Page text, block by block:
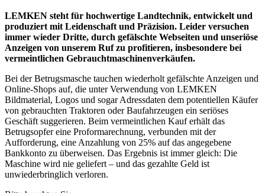
LEMKEN steht für hochwertige Landtechnik, entwickelt und
produziert mit Leidenschaft und Präzision. Leider versuchen
immer wieder Dritte, durch gefälschte Webseiten und unseriöse
Anzeigen von unserem Ruf zu profitieren, insbesondere bei
vermeintlichen Gebrauchtmaschinenverkäufen.
Bei der Betrugsmasche tauchen wiederholt gefälschte Anzeigen und
Online-Shops auf, die unter Verwendung von LEMKEN
Bildmaterial, Logos und sogar Adressdaten dem potentiellen Käufer
von gebrauchten Traktoren oder Baufahrzeugen ein seriöses
Geschäft suggerieren. Beim vermeintlichen Kauf erhält das
Betrugsopfer eine Proformarechnung, verbunden mit der
Aufforderung, eine Anzahlung von 25% auf das angegebene
Bankkonto zu überweisen. Das Ergebnis ist immer gleich: Die
Maschine wird nie geliefert – und das gezahlte Geld ist
unwiederbringlich verloren.